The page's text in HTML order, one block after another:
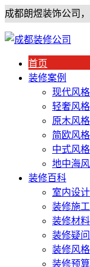
成都朗煜装饰公司
首页
装修案例
现代风格
轻奢风格
原木风格
简欧风格
中式风格
地中海
装修百科
室内设计
装修施工
装修材料
装修疑问
装修风格
装修预算